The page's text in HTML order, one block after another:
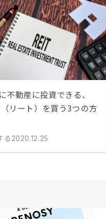
不動産に投資できる、
リート）を買う3つの方
る 2020.12.25